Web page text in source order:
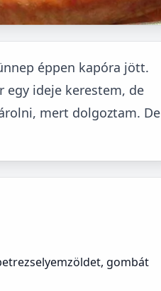
éppen kapóra jött.
egy ideje kerestem, de
mert dolgoztam. De
gombát